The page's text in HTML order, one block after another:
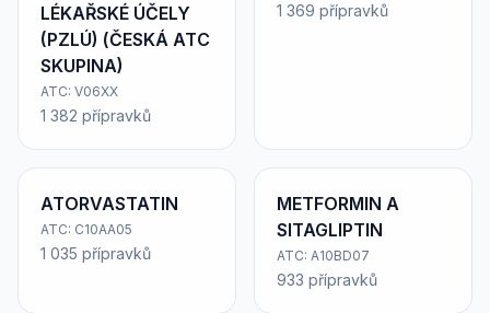
LÉKAŘSKÉ ÚČELY
(PZLÚ) (ČESKÁ ATC
SKUPINA)
ATC: V06XX
1 382 přípravků
1 369 přípravků
ATORVASTATIN
ATC: C10AA05
1 035 přípravků
METFORMIN A
SITAGLIPTIN
ATC: A10BD07
933 přípravků